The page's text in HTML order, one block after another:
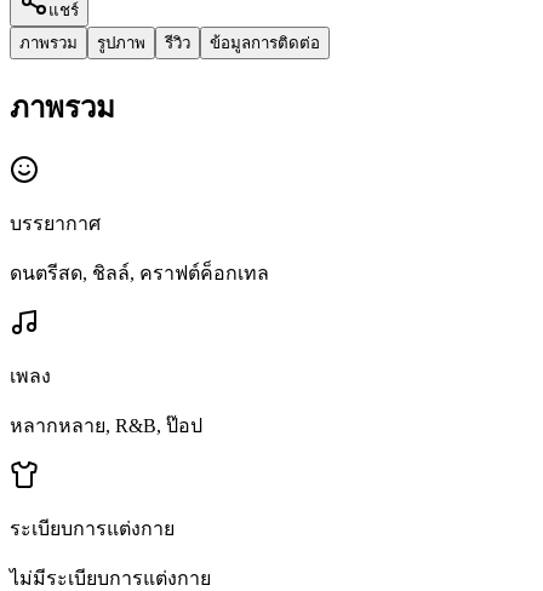
แชร์
ภาพรวม
รูปภาพ รีวิว ข้อมูลการติดต่อ
ภาพรวม
บรรยากาศ
ดนตรีสด, ชิลล์, คราฟต์ค็อกเทล
เพลง
หลากหลาย, R&B, ป๊อป
ระเบียบการแต่งกาย
ไม่มีระเบียบการแต่งกาย